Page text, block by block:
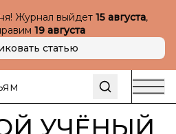
Журнал выйдет 15 августа,
19 августа
статью
УЧЁНЫЙ